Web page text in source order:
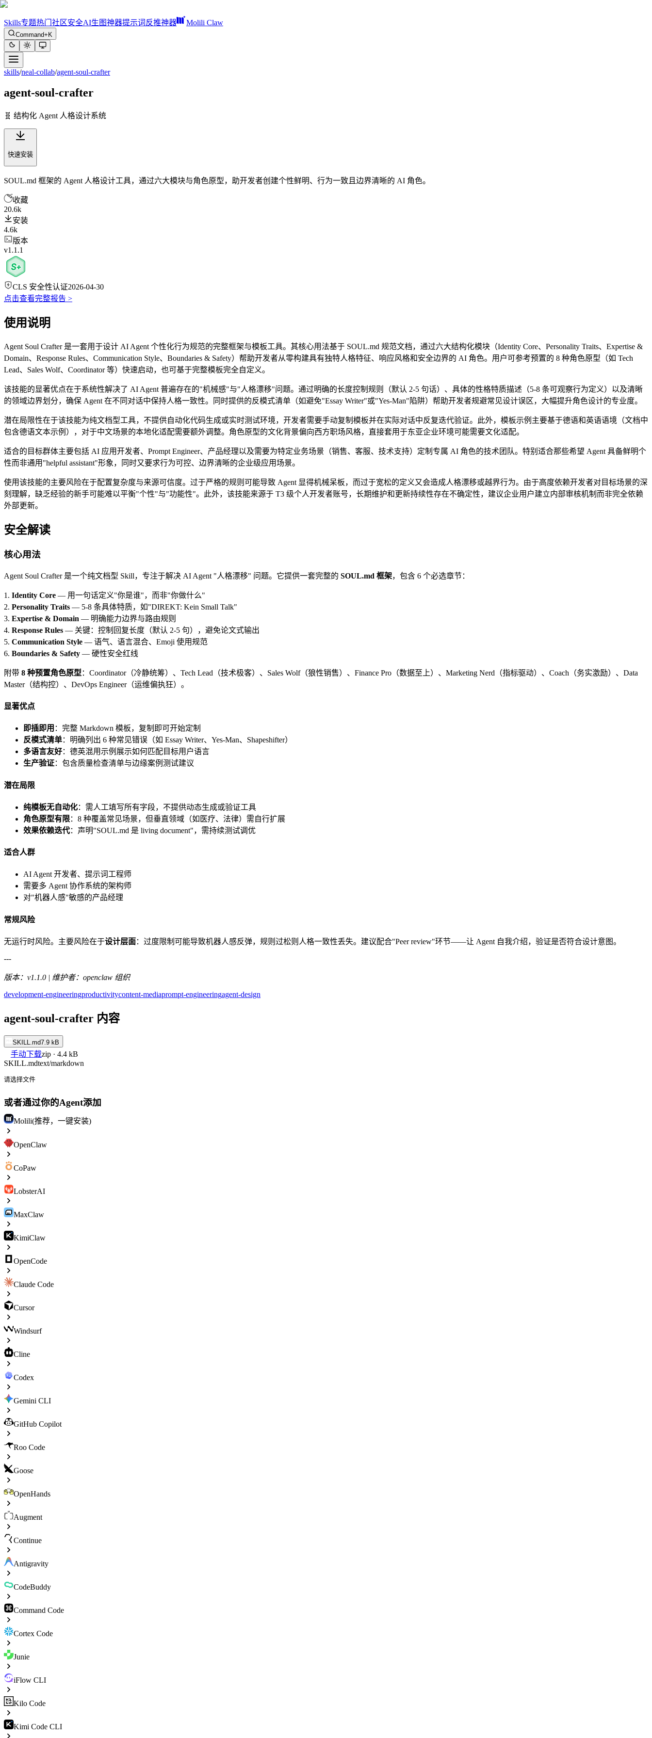
Skills专题热门 社区安全AI生图神器提示词反推神器 Molili Claw
Command+K
skills/neal-collab/agent-soul-crafter
agent-soul-crafter
🧬 结构化 Agent 人格设计系统
快速安装
SOUL.md 框架的 Agent 人格设计工具，通过六大模块与角色原型，助开发者创建个性鲜明、行为一致且边界清晰的 AI 角色。
收藏
20.6k
安装
4.6k
版本
v1.1.1
CLS 安全性认证2026-04-30
点击查看完整报告 >
使用说明
Agent Soul Crafter 是一套用于设计 AI Agent 个性化行为规范的完整框架与模板工具。其核心用法基于 SOUL.md 规范文档，通过六大结构化模块（Identity Core、Personality Traits、Expertise &
Domain、Response Rules、Communication Style、Boundaries & Safety）帮助开发者从零构建具有独特人格特征、响应风格和安全边界的 AI 角色。用户可参考预置的 8 种角色原型（如 Tech
Lead、Sales Wolf、Coordinator 等）快速启动，也可基于完整模板完全自定义。
该技能的显著优点在于系统性解决了 AI Agent 普遍存在的"机械感"与"人格漂移"问题。通过明确的长度控制规则（默认 2-5 句话）、具体的性格特质描述（5-8 条可观察行为定义）以及清晰
的领域边界划分，确保 Agent 在不同对话中保持人格一致性。同时提供的反模式清单（如避免"Essay Writer"或"Yes-Man"陷阱）帮助开发者规避常见设计误区，大幅提升角色设计的专业度。
潜在局限性在于该技能为纯文档型工具，不提供自动化代码生成或实时测试环境，开发者需要手动复制模板并在实际对话中反复迭代验证。此外，模板示例主要基于德语和英语语境（文档中
包含德语文本示例），对于中文场景的本地化适配需要额外调整。角色原型的文化背景偏向西方职场风格，直接套用于东亚企业环境可能需要文化适配。
适合的目标群体主要包括 AI 应用开发者、Prompt Engineer、产品经理以及需要为特定业务场景（销售、客服、技术支持）定制专属 AI 角色的技术团队。特别适合那些希望 Agent 具备鲜明个
性而非通用"helpful assistant"形象，同时又要求行为可控、边界清晰的企业级应用场景。
使用该技能的主要风险在于配置复杂度与来源可信度。过于严格的规则可能导致 Agent 显得机械呆板，而过于宽松的定义又会造成人格漂移或越界行为。由于高度依赖开发者对目标场景的深
刻理解，缺乏经验的新手可能难以平衡"个性"与"功能性"。此外，该技能来源于 T3 级个人开发者账号，长期维护和更新持续性存在不确定性，建议企业用户建立内部审核机制而非完全依赖
外部更新。
安全解读
核心用法
Agent Soul Crafter 是一个纯文档型 Skill，专注于解决 AI Agent "人格漂移" 问题。它提供一套完整的 SOUL.md 框架，包含 6 个必选章节：
1. Identity Core — 用一句话定义"你是谁"，而非"你做什么"
2. Personality Traits — 5-8 条具体特质，如"DIREKT: Kein Small Talk"
3. Expertise & Domain — 明确能力边界与路由规则
4. Response Rules — 关键：控制回复长度（默认 2-5 句），避免论文式输出
5. Communication Style — 语气、语言混合、Emoji 使用规范
6. Boundaries & Safety — 硬性安全红线
附带 8 种预置角色原型 ：Coordinator（冷静统筹）、Tech Lead（技术极客）、Sales Wolf（狼性销售）、Finance Pro（数据至上）、Marketing Nerd（指标驱动）、Coach（务实激励）、Data
Master（结构控）、DevOps Engineer（运维偏执狂）。
显著优点
即插即用 ：完整 Markdown 模板，复制即可开始定制
反模式清单：明确列出 6 种常见错误（如 Essay Writer、Yes-Man、Shapeshifter）
多语言友好：德英混用示例展示如何匹配目标用户语言
生产验证：包含质量检查清单与边缘案例测试建议
潜在局限
纯模板无自动化：需人工填写所有字段，不提供动态生成或验证工具
角色原型有限：8 种覆盖常见场景，但垂直领域（如医疗、法律）需自行扩展
效果依赖迭代：声明"SOUL.md 是 living document"，需持续测试调优
适合人群
AI Agent 开发者、提示词工程师
需要多 Agent 协作系统的架构师
对"机器人感"敏感的产品经理
常规风险
无运行时风险。主要风险在于设计层面：过度限制可能导致机器人感反弹，规则过松则人格一致性丢失。建议配合"Peer review"环节——让 Agent 自我介绍，验证是否符合设计意图。
---
版本：v1.1.0 | 维护者：openclaw 组织
development-engineeringproductivitycontent-mediaprompt-engineeringagent-design
agent-soul-crafter 内容
SKILL.md7.9 kB
手动下载zip · 4.4 kB
SKILL.mdtext/markdown
请选择文件
或者通过你的Agent添加
Molili(推荐，一键安装)
OpenClaw
CoPaw
LobsterAI
MaxClaw
KimiClaw
OpenCode
Claude Code
Cursor
Windsurf
Cline
Codex
Gemini CLI
GitHub Copilot
Roo Code
Goose
OpenHands
Augment
Continue
Antigravity
CodeBuddy
Command Code
Cortex Code
Junie
iFlow CLI
Kilo Code
Kimi Code CLI